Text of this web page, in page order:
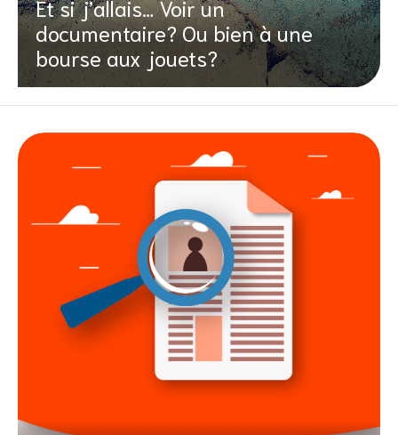
Et si j’allais… Voir un
documentaire? Ou bien à une
bourse aux jouets?